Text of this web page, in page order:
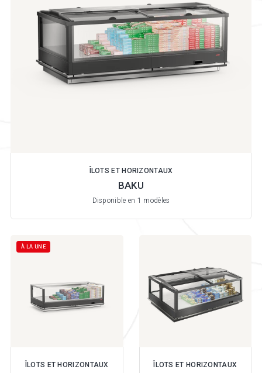
ÎLOTS ET HORIZONTAUX
BAKU
Disponible en 1 modèles
À LA UNE
ÎLOTS ET HORIZONTAUX ÎLOTS ET HORIZONTAUX